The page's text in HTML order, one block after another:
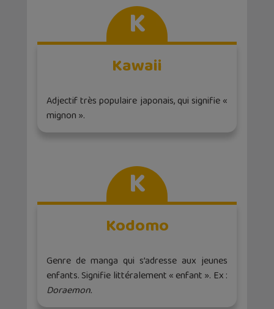
K
Kawaii
Adjectif très populaire japonais, qui signifie «
mignon ».
K
Kodomo
Genre de manga qui s’adresse aux jeunes
enfants. Signifie littéralement « enfant ». Ex :
Doraemon.